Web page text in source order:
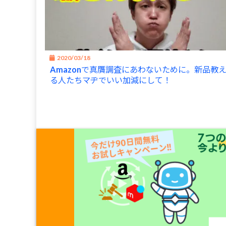
2020/03/18
Amazonで真贋調査にあわないために。新品教え
る人たちマヂでいい加減にして！